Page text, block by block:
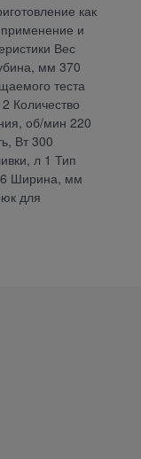
как
и
Вес
мм 370
теста
Количество
об/мин 220
Вт 300
л 1 Тип
Ширина, мм
для